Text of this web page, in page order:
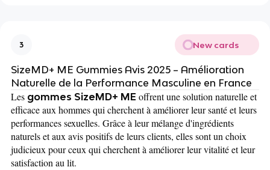
3 New cards
SizeMD+ ME Gummies Avis 2025 – Amélioration
Naturelle de la Performance Masculine en France
Les gommes SizeMD+ ME offrent une solution naturelle et
efficace aux hommes qui cherchent à améliorer leur santé et leurs
performances sexuelles. Grâce à leur mélange d'ingrédients
naturels et aux avis positifs de leurs clients, elles sont un choix
judicieux pour ceux qui cherchent à améliorer leur vitalité et leur
satisfaction au lit.